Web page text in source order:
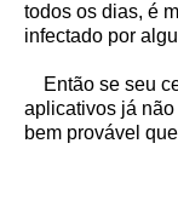
todos os dias, é
infectado por
Então se seu
aplicativos já
bem provável